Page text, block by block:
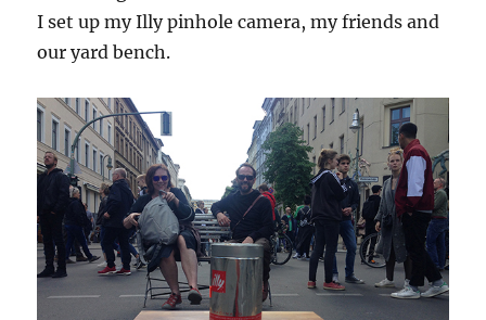
I set up my Illy pinhole camera, my friends and
our yard bench.